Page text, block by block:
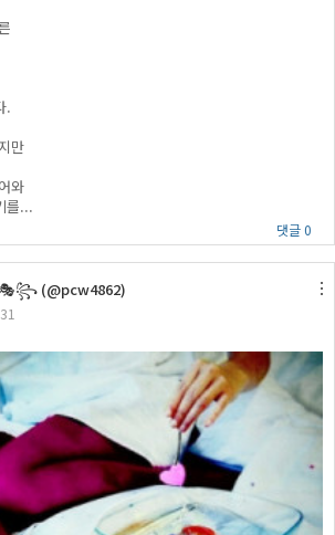
.
만
와
를...
댓글 0
(@pcw4862)